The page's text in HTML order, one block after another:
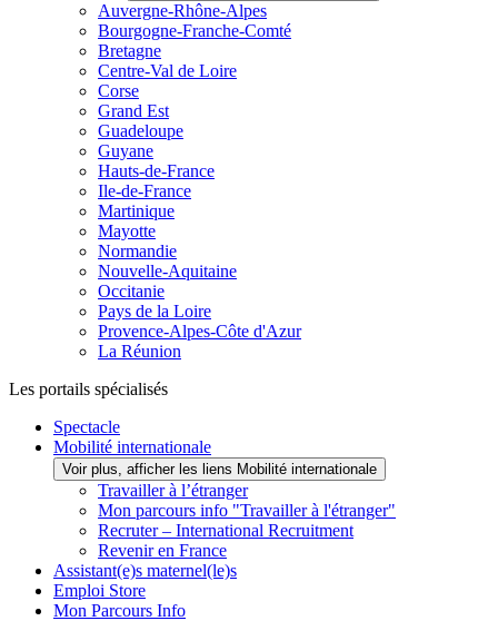
Auvergne-Rhône-Alpes
Bourgogne-Franche-Comté
Bretagne
Centre-Val de Loire
Corse
Grand Est
Guadeloupe
Guyane
Hauts-de-France
Ile-de-France
Martinique
Mayotte
Normandie
Nouvelle-Aquitaine
Occitanie
Pays de la Loire
Provence-Alpes-Côte d'Azur
La Réunion
Les portails spécialisés
Spectacle
Mobilité internationale
Voir plus, afficher les liens Mobilité internationale
Travailler à l’étranger
Mon parcours info "Travailler à l'étranger"
Recruter – International Recruitment
Revenir en France
Assistant(e)s maternel(le)s
Emploi Store
Mon Parcours Info